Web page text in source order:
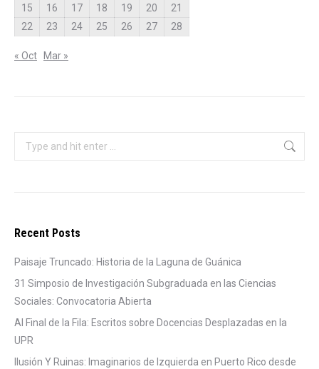
15 16 17 18 19 20
21
22
23 24 25 26 27 28
« Oct Mar »
Search:
Recent Posts
Paisaje Truncado: Historia de la Laguna de Guánica
31 Simposio de Investigación Subgraduada en las Ciencias
Sociales: Convocatoria Abierta
Al Final de la Fila: Escritos sobre Docencias Desplazadas en la
UPR
Ilusión Y Ruinas: Imaginarios de Izquierda en Puerto Rico desde